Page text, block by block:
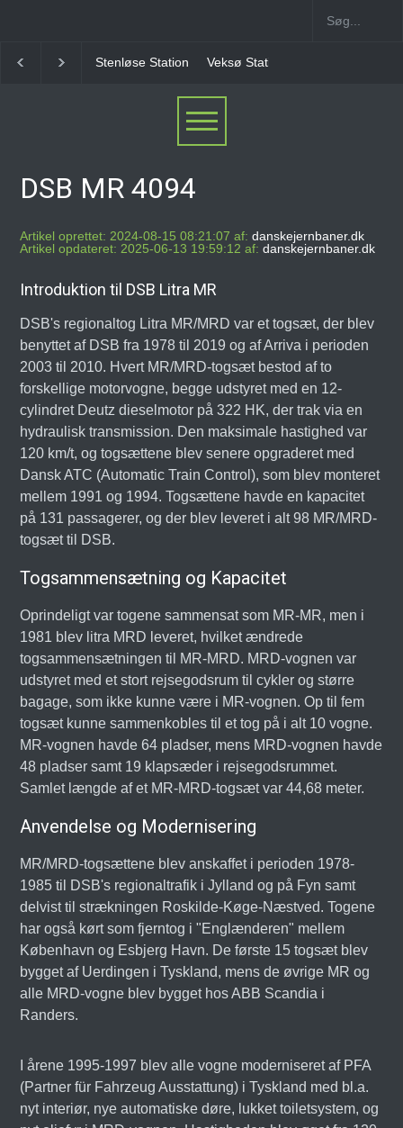
Stenløse Station Veksø Station
DSB MR 4094
Artikel oprettet: 2024-08-15 08:21:07 af: danskejernbaner.dk
Artikel opdateret: 2025-06-13 19:59:12 af: danskejernbaner.dk
Introduktion til DSB Litra MR
DSB's regionaltog Litra MR/MRD var et togsæt, der blev
benyttet af DSB fra 1978 til 2019 og af Arriva i perioden
2003 til 2010. Hvert MR/MRD-togsæt bestod af to
forskellige motorvogne, begge udstyret med en 12-
cylindret Deutz dieselmotor på 322 HK, der trak via en
hydraulisk transmission. Den maksimale hastighed var
120 km/t, og togsættene blev senere opgraderet med
Dansk ATC (Automatic Train Control), som blev monteret
mellem 1991 og 1994. Togsættene havde en kapacitet
på 131 passagerer, og der blev leveret i alt 98 MR/MRD-
togsæt til DSB.
Togsammensætning og Kapacitet
Oprindeligt var togene sammensat som MR-MR, men i
1981 blev litra MRD leveret, hvilket ændrede
togsammensætningen til MR-MRD. MRD-vognen var
udstyret med et stort rejsegodsrum til cykler og større
bagage, som ikke kunne være i MR-vognen. Op til fem
togsæt kunne sammenkobles til et tog på i alt 10 vogne.
MR-vognen havde 64 pladser, mens MRD-vognen havde
48 pladser samt 19 klapsæder i rejsegodsrummet.
Samlet længde af et MR-MRD-togsæt var 44,68 meter.
Anvendelse og Modernisering
MR/MRD-togsættene blev anskaffet i perioden 1978-
1985 til DSB's regionaltrafik i Jylland og på Fyn samt
delvist til strækningen Roskilde-Køge-Næstved. Togene
har også kørt som fjerntog i "Englænderen" mellem
København og Esbjerg Havn. De første 15 togsæt blev
bygget af Uerdingen i Tyskland, mens de øvrige MR og
alle MRD-vogne blev bygget hos ABB Scandia i
Randers.
I årene 1995-1997 blev alle vogne moderniseret af PFA
(Partner für Fahrzeug Ausstattung) i Tyskland med bl.a.
nyt interiør, nye automatiske døre, lukket toiletsystem, og